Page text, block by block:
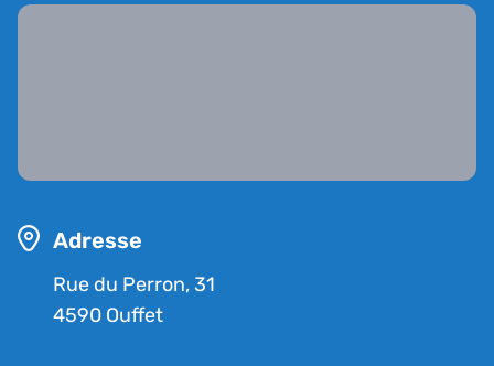
Adresse
Rue du Perron, 31
4590 Ouffet